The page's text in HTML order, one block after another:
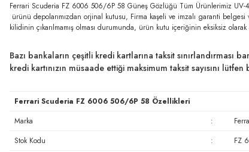
Ferrari Scuderia FZ 6006 506/6P 58 Güneş Gözlüğü Tüm Ürünlerimiz
ürünü depolarımızdan orjinal kutusu, Firma kaşeli ve imzalı garanti
kilidinin çıkarılmamış olması durumunda, ürün kutu içeriğinin eksiksiz
Bazı bankaların çeşitli kredi kartlarına taksit sınırlandırması
kredi kartınızın müsaade ettiği maksimum taksit sayısını
Ferrari Scuderia FZ 6006 506/6P 58 Özellikleri
Marka
:
Stok Kodu
:
FZ